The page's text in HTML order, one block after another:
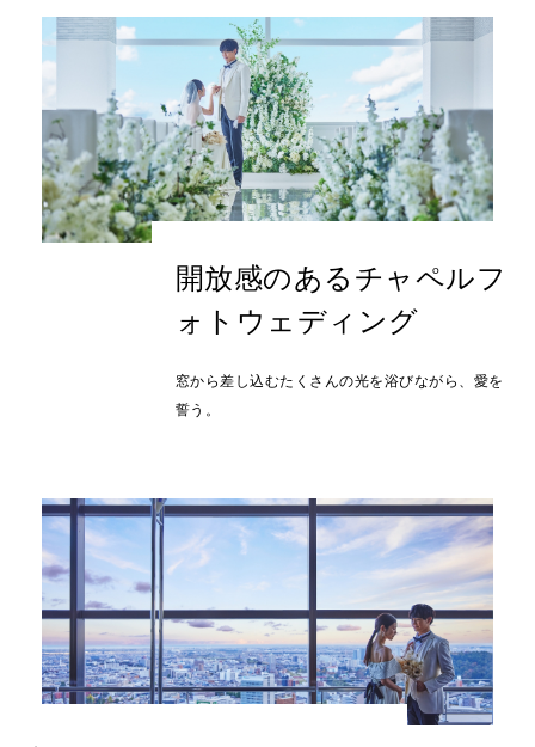
開放感のあるチャペルフ
ォトウェディング
窓から差し込むたくさんの光を浴びながら、愛を
誓う。